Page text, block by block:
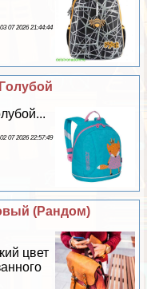
03 07 2026 21:44:44
02 07 2026 22:57:49
(Рандом)
цвет